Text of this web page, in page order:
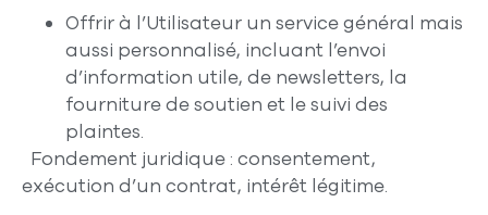
Offrir à l’Utilisateur un service général mais
aussi personnalisé, incluant l’envoi
d’information utile, de newsletters, la
fourniture de soutien et le suivi des
plaintes.
Fondement juridique : consentement,
exécution d’un contrat, intérêt légitime.